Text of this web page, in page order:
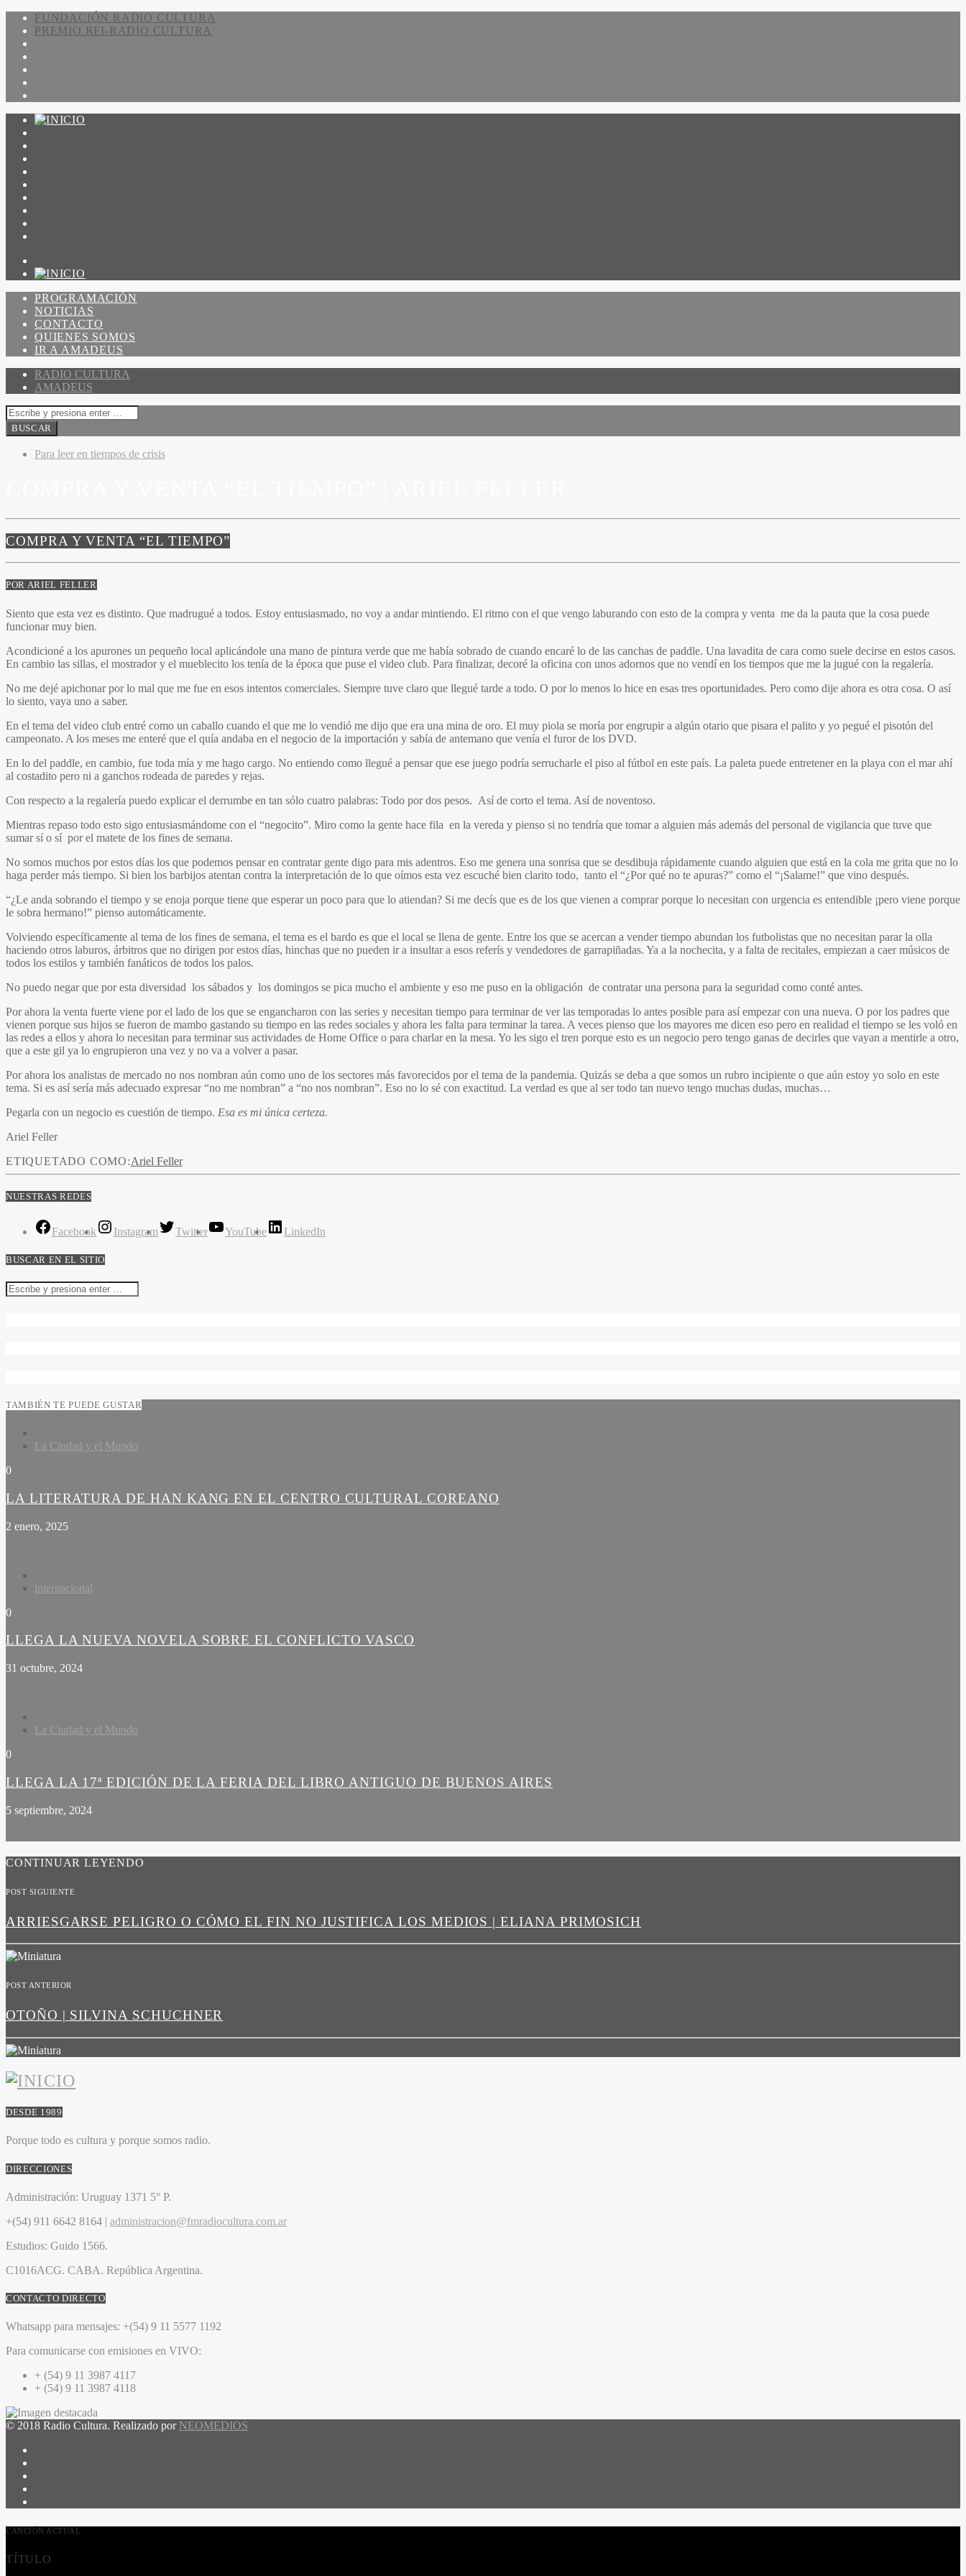
FUNDACIÓN RADIO CULTURA
PREMIO RFI-RADIO CULTURA
PROGRAMACIÓN
NOTICIAS
CONTACTO
QUIENES SOMOS
IR A AMADEUS
RADIO CULTURA
AMADEUS
Para leer en tiempos de crisis
COMPRA Y VENTA “EL TIEMPO”
POR ARIEL FELLER
Siento que esta vez es distinto. Que madrugué a todos. Estoy entusiasmado, no voy a andar mintiendo. El ritmo con el que vengo laburando con esto de la compra y venta me da la pauta que la cosa puede
funcionar muy bien.
Acondicioné a los apurones un pequeño local aplicándole una mano de pintura verde que me había sobrado de cuando encaré lo de las canchas de paddle. Una lavadita de cara como suele decirse en estos casos.
En cambio las sillas, el mostrador y el mueblecito los tenía de la época que puse el video club. Para finalizar, decoré la oficina con unos adornos que no vendí en los tiempos que me la jugué con la regalería.
No me dejé apichonar por lo mal que me fue en esos intentos comerciales. Siempre tuve claro que llegué tarde a todo. O por lo menos lo hice en esas tres oportunidades. Pero como dije ahora es otra cosa. O así
lo siento, vaya uno a saber.
En el tema del video club entré como un caballo cuando el que me lo vendió me dijo que era una mina de oro. El muy piola se moría por engrupir a algún otario que pisara el palito y yo pegué el pisotón del
campeonato. A los meses me enteré que el quía andaba en el negocio de la importación y sabía de antemano que venía el furor de los DVD.
En lo del paddle, en cambio, fue toda mía y me hago cargo. No entiendo como llegué a pensar que ese juego podría serrucharle el piso al fútbol en este país. La paleta puede entretener en la playa con el mar ahí
al costadito pero ni a ganchos rodeada de paredes y rejas.
Con respecto a la regalería puedo explicar el derrumbe en tan sólo cuatro palabras: Todo por dos pesos. Así de corto el tema. Así de noventoso.
Mientras repaso todo esto sigo entusiasmándome con el “negocito”. Miro como la gente hace fila en la vereda y pienso si no tendría que tomar a alguien más además del personal de vigilancia que tuve que
sumar sí o sí por el matete de los fines de semana.
No somos muchos por estos días los que podemos pensar en contratar gente digo para mis adentros. Eso me genera una sonrisa que se desdibuja rápidamente cuando alguien que está en la cola me grita que no lo
haga perder más tiempo. Si bien los barbijos atentan contra la interpretación de lo que oímos esta vez escuché bien clarito todo, tanto el “¿Por qué no te apuras?” como el “¡Salame!” que vino después.
“¿Le anda sobrando el tiempo y se enoja porque tiene que esperar un poco para que lo atiendan? Si me decís que es de los que vienen a comprar porque lo necesitan con urgencia es entendible ¡pero viene porque
le sobra hermano!” pienso automáticamente.
Volviendo específicamente al tema de los fines de semana, el tema es el bardo es que el local se llena de gente. Entre los que se acercan a vender tiempo abundan los futbolistas que no necesitan parar la olla
haciendo otros laburos, árbitros que no dirigen por estos días, hinchas que no pueden ir a insultar a esos referís y vendedores de garrapiñadas. Ya a la nochecita, y a falta de recitales, empiezan a caer músicos de
todos los estilos y también fanáticos de todos los palos.
No puedo negar que por esta diversidad los sábados y los domingos se pica mucho el ambiente y eso me puso en la obligación de contratar una persona para la seguridad como conté antes.
Por ahora la venta fuerte viene por el lado de los que se engancharon con las series y necesitan tiempo para terminar de ver las temporadas lo antes posible para así empezar con una nueva. O por los padres que
vienen porque sus hijos se fueron de mambo gastando su tiempo en las redes sociales y ahora les falta para terminar la tarea. A veces pienso que los mayores me dicen eso pero en realidad el tiempo se les voló en
las redes a ellos y ahora lo necesitan para terminar sus actividades de Home Office o para charlar en la mesa. Yo les sigo el tren porque esto es un negocio pero tengo ganas de decirles que vayan a mentirle a otro,
que a este gil ya lo engrupieron una vez y no va a volver a pasar.
Por ahora los analistas de mercado no nos nombran aún como uno de los sectores más favorecidos por el tema de la pandemia. Quizás se deba a que somos un rubro incipiente o que aún estoy yo solo en este
tema. Si es así sería más adecuado expresar “no me nombran” a “no nos nombran”. Eso no lo sé con exactitud. La verdad es que al ser todo tan nuevo tengo muchas dudas, muchas…
Pegarla con un negocio es cuestión de tiempo. Esa es mi única certeza.
Ariel Feller
ETIQUETADO COMO:Ariel Feller
NUESTRAS REDES
Facebook Instagram Twitter YouTube LinkedIn
BUSCAR EN EL SITIO
TAMBIÉN TE PUEDE GUSTAR
La Ciudad y el Mundo
0
LA LITERATURA DE HAN KANG EN EL CENTRO CULTURAL COREANO
2 enero, 2025
internacional
0
LLEGA LA NUEVA NOVELA SOBRE EL CONFLICTO VASCO
31 octubre, 2024
La Ciudad y el Mundo
0
LLEGA LA 17ª EDICIÓN DE LA FERIA DEL LIBRO ANTIGUO DE BUENOS AIRES
5 septiembre, 2024
CONTINUAR LEYENDO
POST SIGUIENTE
ARRIESGARSE PELIGRO O CÓMO EL FIN NO JUSTIFICA LOS MEDIOS | ELIANA PRIMOSICH
POST ANTERIOR
OTOÑO | SILVINA SCHUCHNER
DESDE 1989
Porque todo es cultura y porque somos radio.
DIRECCIONES
Administración: Uruguay 1371 5° P.
+(54) 911 6642 8164 | administracion@fmradiocultura.com.ar
Estudios: Guido 1566.
C1016ACG. CABA. República Argentina.
CONTACTO DIRECTO
Whatsapp para mensajes: +(54) 9 11 5577 1192
Para comunicarse con emisiones en VIVO:
+ (54) 9 11 3987 4117
+ (54) 9 11 3987 4118
© 2018 Radio Cultura. Realizado por NEOMEDIOS
CANCIÓN ACTUAL
TÍTULO